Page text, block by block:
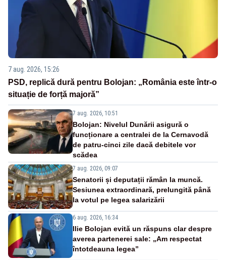
7 aug. 2026, 15:26
PSD, replică dură pentru Bolojan: „România este într-o
situație de forță majoră”
7 aug. 2026, 10:51
Bolojan: Nivelul Dunării asigură o
funcționare a centralei de la Cernavodă
de patru-cinci zile dacă debitele vor
scădea
7 aug. 2026, 09:07
Senatorii și deputații rămân la muncă.
Sesiunea extraordinară, prelungită până
la votul pe legea salarizării
6 aug. 2026, 16:34
Ilie Bolojan evită un răspuns clar despre
averea partenerei sale: „Am respectat
întotdeauna legea”